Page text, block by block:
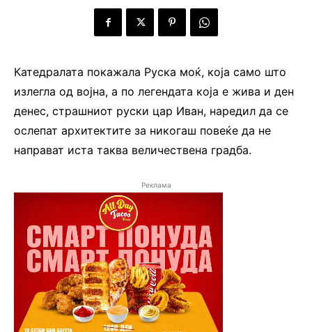
Катедралата покажала Руска моќ, која само што
излегла од војна, а по легендата која е жива и ден
денес, страшниот руски цар Иван, наредил да се
ослепат архитектите за никогаш повеќе да не
направат иста таква величествена градба.
Реклама